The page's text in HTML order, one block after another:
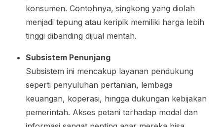
konsumen. Contohnya, singkong yang diolah
menjadi tepung atau keripik memiliki harga lebih
tinggi dibanding dijual mentah.
Subsistem Penunjang
Subsistem ini mencakup layanan pendukung
seperti penyuluhan pertanian, lembaga
keuangan, koperasi, hingga dukungan kebijakan
pemerintah. Akses petani terhadap modal dan